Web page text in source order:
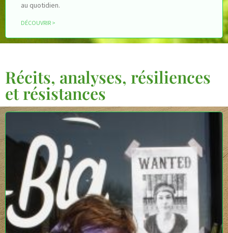
au quotidien.
DÉCOUVRIR >
Récits, analyses, résiliences
et résistances